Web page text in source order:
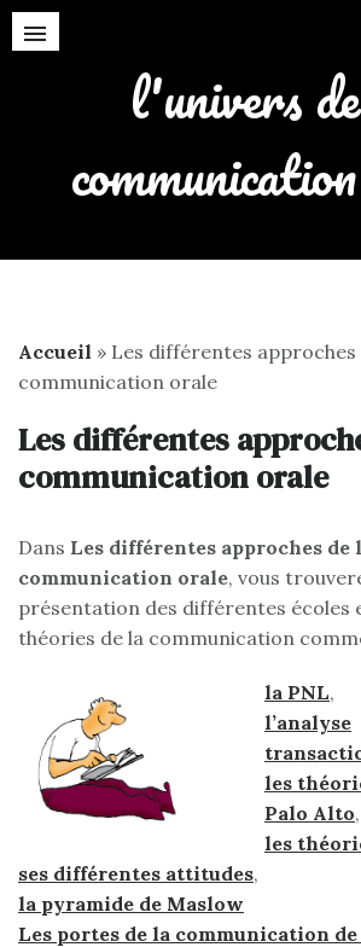
l'univers
la gestion de
Accueil » Les différentes approches
communication orale
Les différentes
communication orale
Dans Les différentes approches de
communication orale, vous
présentation des différentes écoles
théories de la communication
la PNL,
l’analyse
les
Palo Alto,
les
ses différentes attitudes,
la pyramide de Maslow
Les portes de la communication de